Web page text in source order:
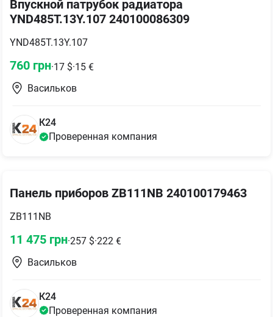
Впускной патрубок радиатора
YND485T.13Y.107 240100086309
YND485T.13Y.107
760 грн·17 $·15 €
Васильков
К24
Проверенная компания
Панель приборов ZB111NB 240100179463
ZB111NB
11 475 грн·257 $·222 €
Васильков
К24
Проверенная компания